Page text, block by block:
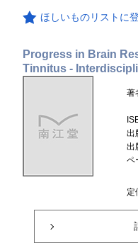
ほしいものリストに
Progress in Brain
Tinnitus -
著
出
出
ペ